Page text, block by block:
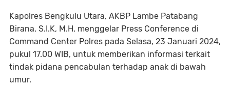
Kapolres Bengkulu Utara, AKBP Lambe Patabang
Birana, S.I.K, M.H, menggelar Press Conference di
Command Center Polres pada Selasa, 23 Januari 2024,
pukul 17.00 WIB, untuk memberikan informasi terkait
tindak pidana pencabulan terhadap anak di bawah
umur.